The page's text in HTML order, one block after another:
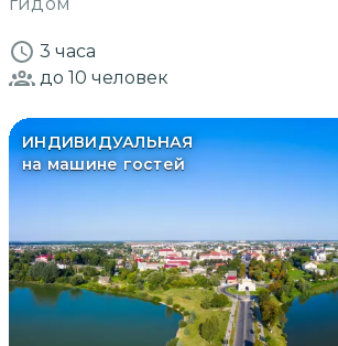
3 часа
до 10 человек
ИНДИВИДУАЛЬНАЯ
на машине гостей